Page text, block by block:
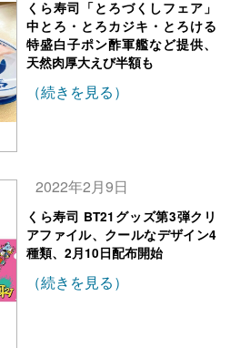
くら寿司「とろづくしフェア」
中とろ・とろカジキ・とろける
特盛白子ポン酢軍艦など提供、
天然肉厚大えび半額も
（続きを見る）
2022年2月9日
くら寿司 BT21グッズ第3弾クリ
アファイル、クールなデザイン4
種類、2月10日配布開始
（続きを見る）